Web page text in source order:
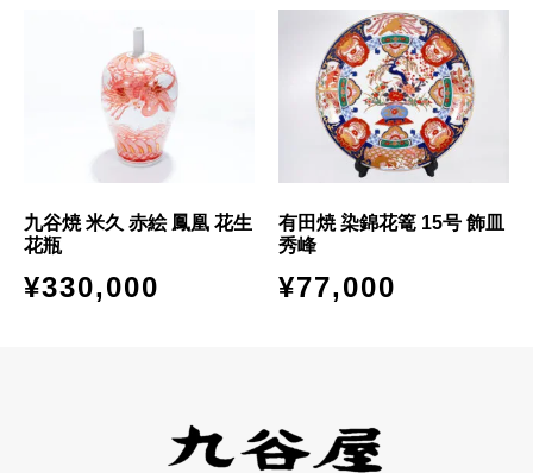
九谷焼 米久 赤絵 鳳凰 花生
花瓶
¥330,000
有田焼 染錦花篭 15号 飾皿
秀峰
¥77,000